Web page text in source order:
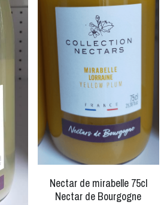
Nectar de mirabelle 75cl
Nectar de Bourgogne